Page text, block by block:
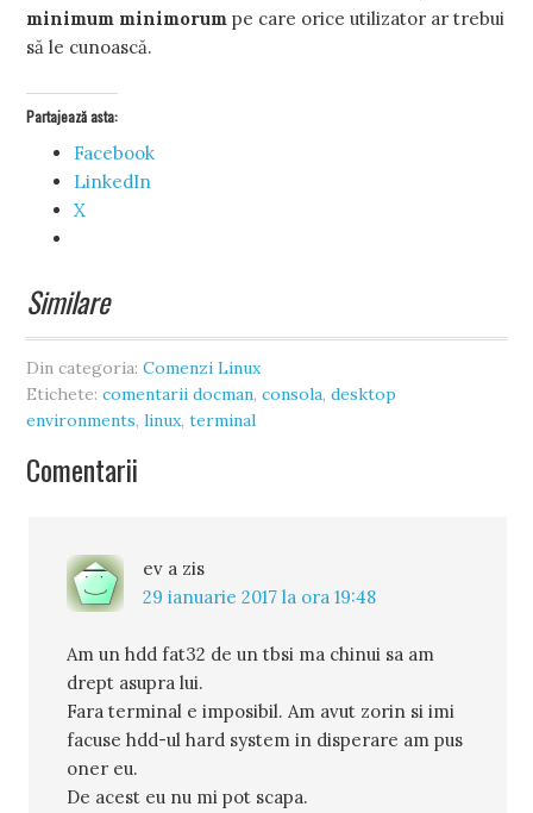
minimum minimorum pe care orice utilizator ar trebui
să le cunoască.
Partajează asta:
Facebook
LinkedIn
X
Similare
Din categoria:Comenzi Linux
Etichete:comentarii docman,consola,desktop
environments,linux,terminal
Comentarii
ev a zis
29 ianuarie 2017 la ora 19:48
Am un hdd fat32 de un tbsi ma chinui sa am
drept asupra lui.
Fara terminal e imposibil. Am avut zorin si imi
facuse hdd-ul hard system in disperare am pus
oner eu.
De acest eu nu mi pot scapa.